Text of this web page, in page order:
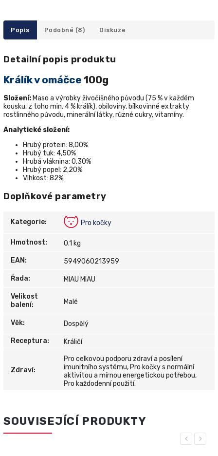
Popis Podobné (8) Diskuze
Detailní popis produktu
Králík v omáčce 100g
Složení: Maso a výrobky živočišného původu (75 % v každém
kousku, z toho min. 4 % králík), obiloviny, bílkovinné extrakty
rostlinného původu, minerální látky, různé cukry, vitamíny.
Analytické složení:
Hrubý protein: 8,00%
Hrubý tuk: 4,50%
Hrubá vláknina: 0,30%
Hrubý popel: 2,20%
Vlhkost: 82%
Doplňkové parametry
Kategorie: Pro kočky
Hmotnost: 0.1 kg
EAN : 5949060213959
Řada: MIAU MIAU
Velikost
balení: Malé
Věk: Dospělý
Receptura: Králičí
Zdraví:
Pro celkovou podporu zdraví a posílení
imunitního systému, Pro kočky s normální
aktivitou a mírnou energetickou potřebou,
Pro každodenní použití.
SOUVISEJÍCÍ PRODUKTY
Previous
Next